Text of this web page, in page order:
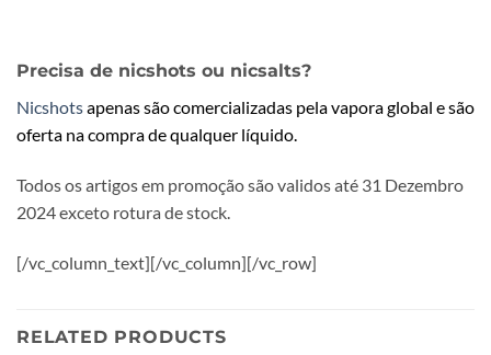
Precisa de nicshots ou nicsalts?
Nicshotsapenas são comercializadas pela vapora global e são
oferta na compra de qualquer líquido.
Todos os artigos em promoção são validos até 31 Dezembro
2024 exceto rotura de stock.
[/vc_column_text][/vc_column][/vc_row]
RELATED PRODUCTS